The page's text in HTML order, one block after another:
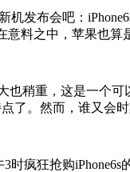
布会吧：
意料之中，苹果也
稍重，这是一个可
了。然而，谁又会
狂抢购iPhone6s